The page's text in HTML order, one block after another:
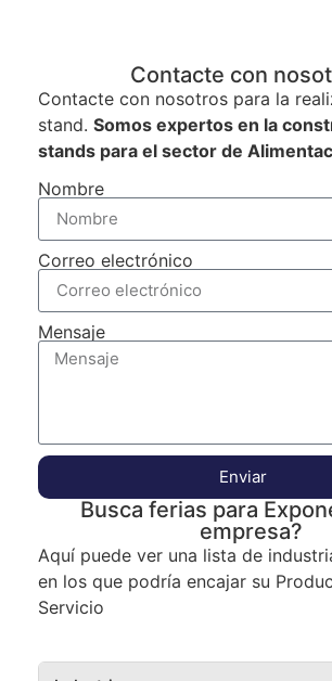
Contacte con
Contacte con nosotros para la
stand. Somos expertos en la
stands para el sector de
Nombre
Correo electrónico
Mensaje
Enviar
Busca ferias para
empresa?
Aquí puede ver una lista de
en los que podría encajar su
Servicio